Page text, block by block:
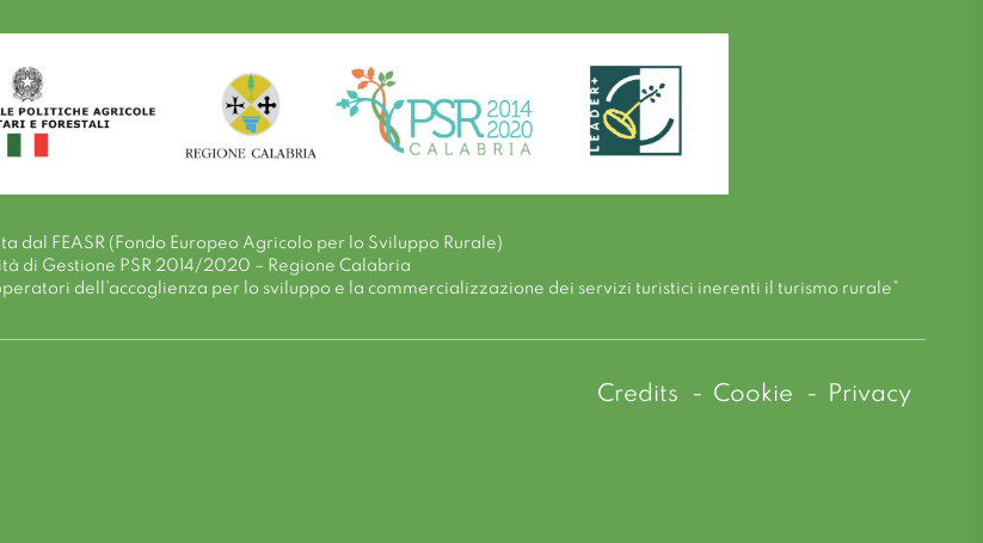
dal FEASR (Fondo Europeo Agricolo per lo Sviluppo Rurale)
di Gestione PSR 2014/2020 – Regione Calabria
dell’accoglienza per lo sviluppo e la commercializzazione dei servizi turistici inerenti il turismo rurale”
Credits Cookie Privacy